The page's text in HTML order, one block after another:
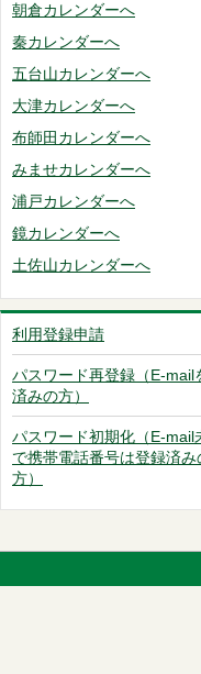
朝倉カレンダーへ
秦カレンダーへ
五台山カレンダーへ
大津カレンダーへ
布師田カレンダーへ
みませカレンダーへ
浦戸カレンダーへ
鏡カレンダーへ
土佐山カレンダーへ
利用登録申請
パスワード再登録（E-mail
済みの方）
パスワード初期化（E-mail
で携帯電話番号は登録済み
方）